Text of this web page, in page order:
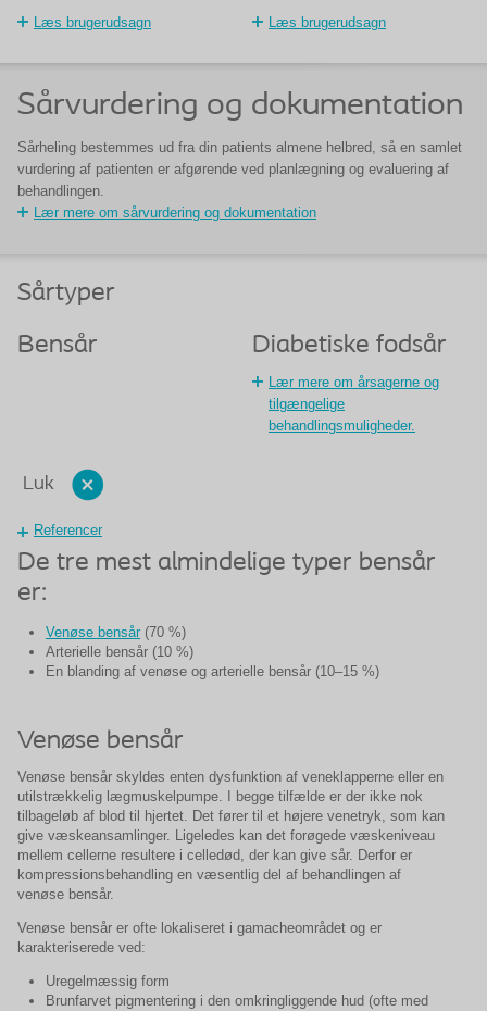
Læs brugerudsagn Læs brugerudsagn
Sårvurdering og dokumentation
Sårheling bestemmes ud fra din patients almene helbred, så en samlet
vurdering af patienten er afgørende ved planlægning og evaluering af
behandlingen.
Lær mere om sårvurdering og dokumentation
Sårtyper
Bensår
Diabetiske fodsår
Lær mere om årsagerne og
tilgængelige
behandlingsmuligheder.
Luk
Referencer
De tre mest almindelige typer bensår
er:
Venøse bensår (70 %)
Arterielle bensår (10 %)
En blanding af venøse og arterielle bensår (10–15 %)
Venøse bensår
Venøse bensår skyldes enten dysfunktion af veneklapperne eller en
utilstrækkelig lægmuskelpumpe. I begge tilfælde er der ikke nok
tilbageløb af blod til hjertet. Det fører til et højere venetryk, som kan
give væskeansamlinger. Ligeledes kan det forøgede væskeniveau
mellem cellerne resultere i celledød, der kan give sår. Derfor er
kompressionsbehandling en væsentlig del af behandlingen af
venøse bensår.
Venøse bensår er ofte lokaliseret i gamacheområdet og er
karakteriserede ved:
Uregelmæssig form
Brunfarvet pigmentering i den omkringliggende hud (ofte med